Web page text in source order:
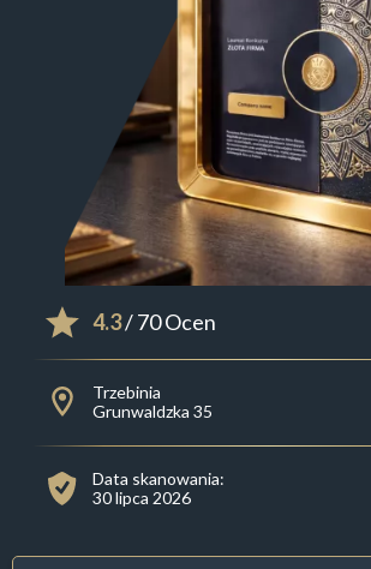
4.3/ 70 Ocen
Trzebinia
Grunwaldzka 35
Data skanowania:
30 lipca 2026